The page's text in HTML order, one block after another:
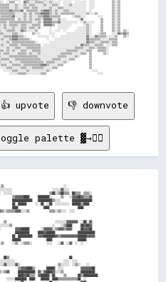
👍 upvote 👎 downvote
palette ▓→✊🏽
▒▒
▒▒                                          ░░
░░░░░░░░░░░░                            ░░░░░░▓▓░░░░
░░░░░░                          ▒▒██░░▒▒██▒▒▒▒  ██▒▒▒▒  ▒▒▒▒░░
▒▒▓▓▓▓▓▓████      ████████░░      ▒▒    ░░▓▓▓▓██▓▓▒▒▒▒▓▓
██████████████    ██████████▒▒░░░░        ██████████████
██  ██████      ░░  ██  ░░██  ░░░░░░░░░░  ██████▒▒████
████                  ████                    ████
░░▓▓▒▒░░▒▒▒▒▒▒▓▓▓▓░░░░▒▒              ▒▒▒▒░░▒▒░░░░  ░░░░
▒▒                                  ░░░░░░░░▓▓▓▓▓▓▓▓  ░░██░░▓▓
░░    ░░▒▒████      ██▓▓██▓▓
▓▓▓▓██████        ░░▓▓▓▓▓▓░░▒▒▓▓▓▓▒▒▓▓▓▓      ██▓▓▓▓██
██████████      ████▓▓██████                ████████████
██  ██████████    ▓▓▓▓████████▓▓▒▒▓▓▓▓▓▓▓▓▓▓▓▓██████▓▓▓▓▓▓
██████                  ████                  ██████
▒▒  ▒▒      ░░▒▒  ░░▒▒▒▒░░          ░░░░    ░░▓▓  ░░▓▓  ░░  ░░
██▒▒                                          ██
▒▒░░░░░░  ░░▒▒░░    ░░
▒▒▓▓▓▓████▒▒        ██████  ░░░░            ▓▓▓▓▓▓▓▓██
████████████  ▓▓░░▓▓████▓▓░░░░▒▒            ██████████
████▓▓██▒▒▒▒  ▓▓██████░░██      ▒▒        ██▒▒██████████
░░░░░░████████  ████    ██████  ████▒▒▒▒▒▒▒▒▒▒▒▒▒▒██  ░░